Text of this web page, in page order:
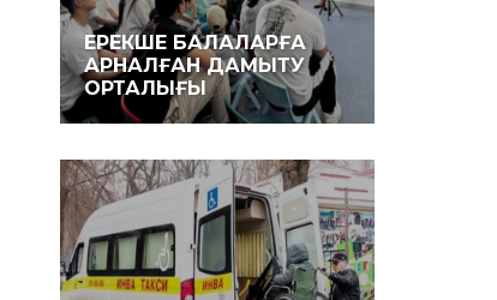
ЕРЕКШЕ БАЛАЛАРҒА
АРНАЛҒАН ДАМЫТУ
ОРТАЛЫҒЫ